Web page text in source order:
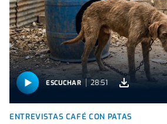
ESCUCHAR 28:51
ENTREVISTAS CAFÉ CON PATAS